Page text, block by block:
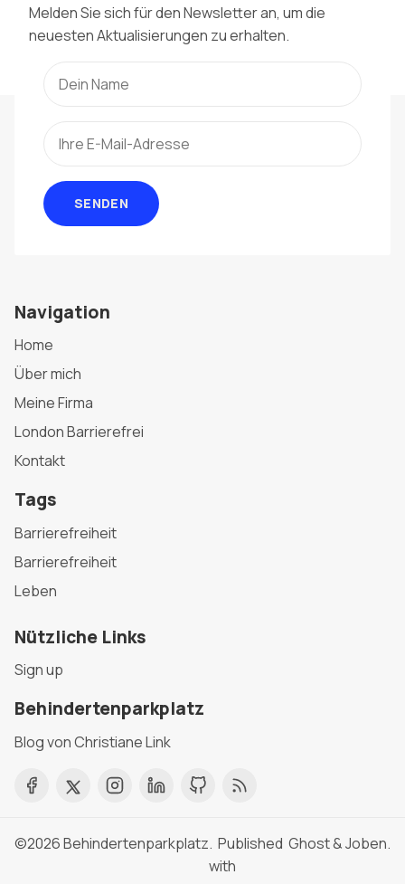
Melden Sie sich für den Newsletter an, um die
neuesten Aktualisierungen zu erhalten.
SENDEN
Navigation
Home
Über mich
Meine Firma
London Barrierefrei
Kontakt
Tags
Barrierefreiheit
Barrierefreiheit
Leben
Nützliche Links
Sign up
Behindertenparkplatz
Blog von Christiane Link
©2026Behindertenparkplatz. Published
with
Ghost&Joben.